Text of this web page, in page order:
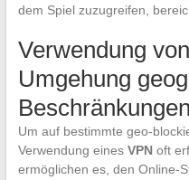
dem Spiel zuzugreifen,
Verwendung
Umgehung
Beschränkungen
Um auf bestimmte geo-
Verwendung eines VPNoft
ermöglichen es, den Online-